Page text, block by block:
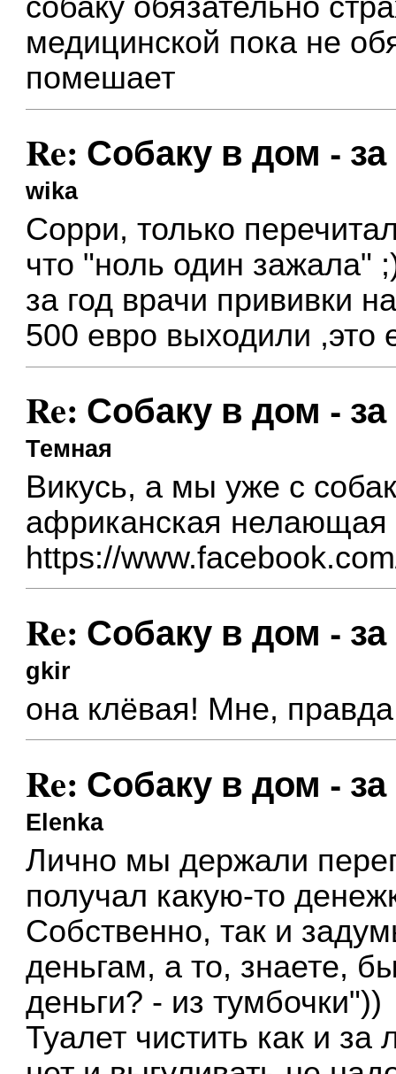
медицинской пока не
помешает
Re: Собаку в дом -
wika
Сорри, только
что "ноль один зажала"
за год врачи прививки
500 евро выходили ,это
Re: Собаку в дом -
Темная
Викусь, а мы уже с
африканская нелающая
https://
Re: Собаку в дом -
gkir
она клёвая! Мне,
Re: Собаку в дом -
Elenka
Лично мы держали
получал какую-то
Собственно, так и
деньгам, а то, знаете,
деньги? - из тумбочки"))
Туалет чистить как и